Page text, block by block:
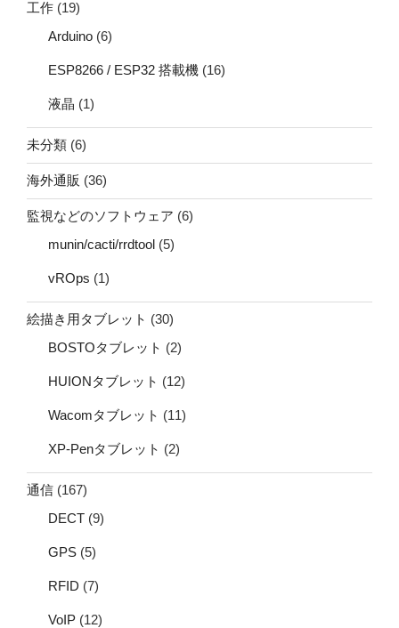
工作 (19)
Arduino (6)
ESP8266 / ESP32 搭載機 (16)
液晶 (1)
未分類 (6)
海外通販 (36)
監視などのソフトウェア (6)
munin/cacti/rrdtool (5)
vROps (1)
絵描き用タブレット (30)
BOSTOタブレット (2)
HUIONタブレット (12)
Wacomタブレット (11)
XP-Penタブレット (2)
通信 (167)
DECT (9)
GPS (5)
RFID (7)
VoIP (12)